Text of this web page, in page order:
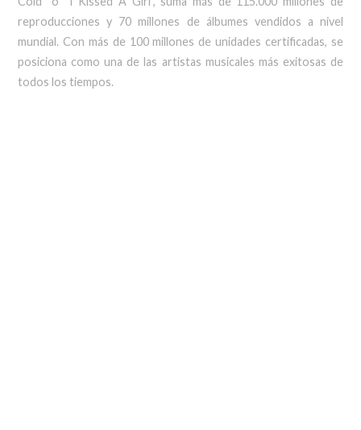
reproducciones y 70 millones de álbumes vendidos a nivel
mundial. Con más de 100 millones de unidades certificadas, se
posiciona como una de las artistas musicales más exitosas de
todos los tiempos.